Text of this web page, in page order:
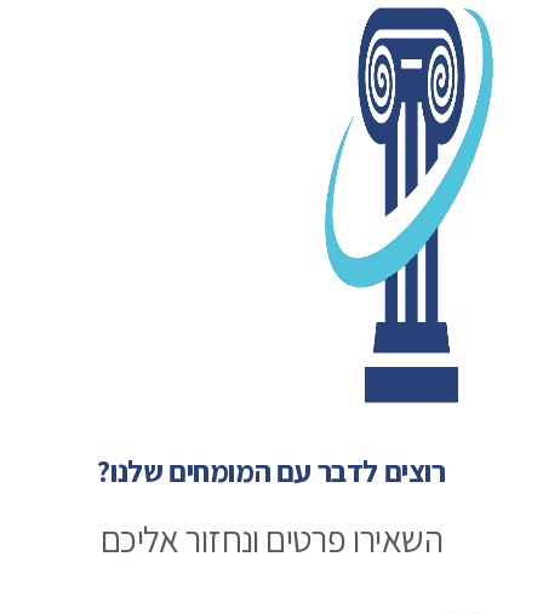
רוצים לדבר עם המומחים שלנו?
השאירו פרטים ונחזור אליכם